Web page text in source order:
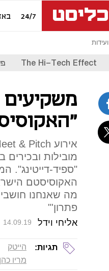
24/7
ועידות
The Hi-Tech Effect
משקיעים
מובילות ובכירים
"ספיד-דייטינג".
האקוסיסטם
מה שאנחנו
פתרון'"
אליחי וידל 14.09.19
תגיות: הייטק
מריו כהן